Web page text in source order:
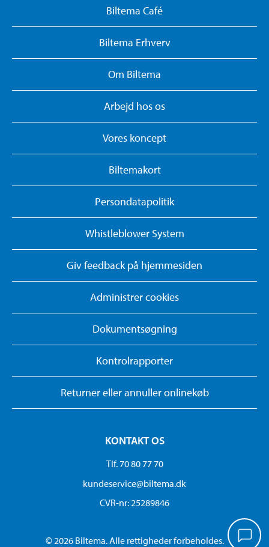
Biltema Café
Biltema Erhverv
Om Biltema
Arbejd hos os
Vores koncept
Biltemakort
Persondatapolitik
Whistleblower System
Giv feedback på hjemmesiden
Administrer cookies
Dokumentsøgning
Kontrolrapporter
Returner eller annuller onlinekøb
KONTAKT OS
Tlf. 70 80 77 70
kundeservice@biltema.dk
CVR-nr: 25289846
© 2026 Biltema. Alle rettigheder forbeholdes.